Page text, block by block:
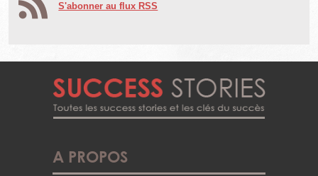
S'abonner au flux RSS
A PROPOS